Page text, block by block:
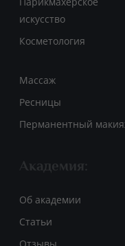
искусство
Косметология
Массаж
Ресницы
Перманентный
Академия:
Об академии
Статьи
Отзывы